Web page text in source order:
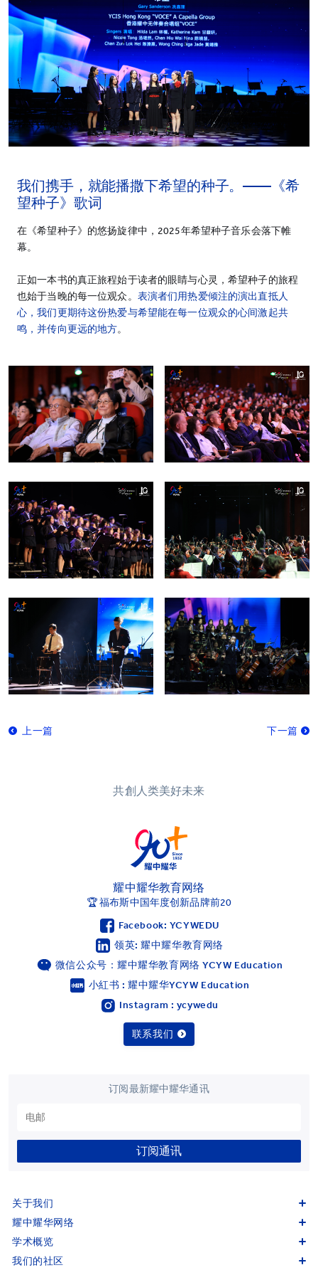
我们携手，就能播撒下希望的种子。——《希
望种子》歌词
在《希望种子》的悠扬旋律中，2025年希望种子音乐会落下帷
幕。
正如一本书的真正旅程始于读者的眼睛与心灵，希望种子的旅程
也始于当晚的每一位观众。 表演者们用热爱倾注的演出直抵人
心，我们更期待这份热爱与希望能在每一位观众的心间激起共
鸣，并传向更远的地方。
上一篇 下一篇
共創人类美好未来
耀中耀华教育网络
🏆 福布斯中国年度创新品牌前20
Facebook: YCYWEDU
领英: 耀中耀华教育网络
微信公众号：耀中耀华教育网络 YCYW Education
小紅书 : 耀中耀华YCYW Education
Instagram : ycywedu
联系我们
订阅最新耀中耀华通讯
订阅通讯
关于我们
耀中耀华网络
学术概览
我们的社区